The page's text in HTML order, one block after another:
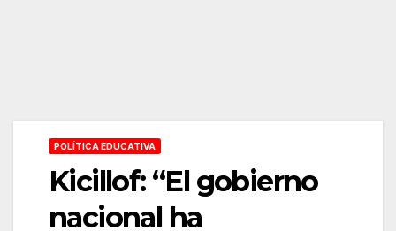
POLÍTICA EDUCATIVA
Kicillof: “El gobierno
nacional ha